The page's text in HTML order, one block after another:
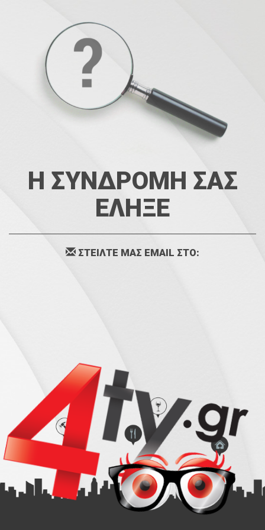
Η ΣΥΝΔΡΟΜΗ ΣΑΣ
ΕΛΗΞΕ
ΣΤΕΙΛΤΕ ΜΑΣ EMAIL ΣΤΟ: